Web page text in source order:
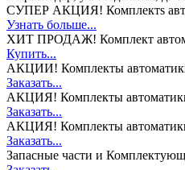
СУПЕР АКЦИЯ! Комплектs
Узнать больше...
ХИТ ПРОДАЖ! Комплект
Купить...
АКЦИИ! Комплекты
Заказать...
АКЦИЯ! Комплекты
Заказать...
АКЦИЯ! Комплекты
Заказать...
Запасные части и